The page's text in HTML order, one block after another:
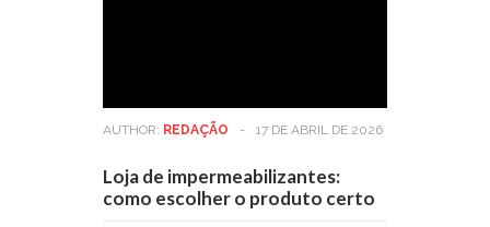
AUTHOR: REDAÇÃO - 17 DE ABRIL DE 2026
Loja de impermeabilizantes:
como escolher o produto certo